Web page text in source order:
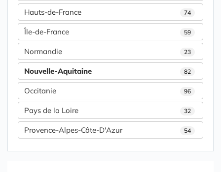
Hauts-de-France 74
Île-de-France 59
Normandie 23
Nouvelle-Aquitaine 82
Occitanie 96
Pays de la Loire 32
Provence-Alpes-Côte-D'Azur 54